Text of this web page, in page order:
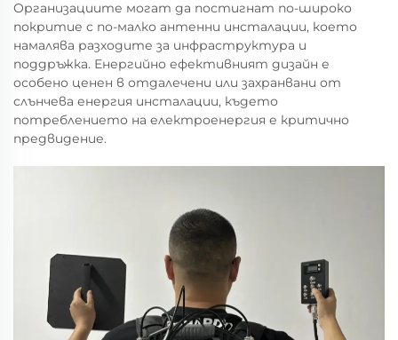
Организациите могат да постигнат по-широко
покритие с по-малко антенни инсталации, което
намалява разходите за инфраструктура и
поддръжка. Енергийно ефективният дизайн е
особено ценен в отдалечени или захранвани от
слънчева енергия инсталации, където
потреблението на електроенергия е критично
предвидение.